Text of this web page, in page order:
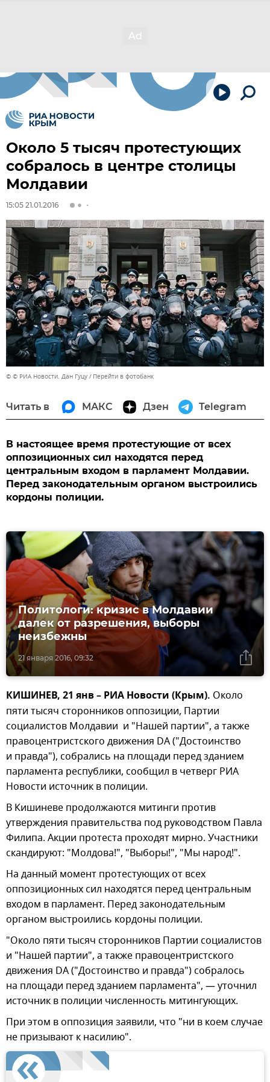
Около 5 тысяч протестующих
собралось в центре столицы
Молдавии
15:05 21.01.2016
© © РИА Новости. Дан Гуцу Перейти в фотобанк
Читать в МАКС Дзен Telegram
В настоящее время протестующие от всех
оппозиционных сил находятся перед
центральным входом в парламент Молдавии.
Перед законодательным органом выстроились
кордоны полиции.
21 января 2016, 09:32
Политологи: кризис в Молдавии
далек от разрешения, выборы
неизбежны
КИШИНЕВ, 21 янв – РИА Новости (Крым). Около
пяти тысяч сторонников оппозиции, Партии
социалистов Молдавии и "Нашей партии", а также
правоцентристского движения DA ("Достоинство
и правда"), собрались на площади перед зданием
парламента республики, сообщил в четверг РИА
Новости источник в полиции.
В Кишиневе продолжаются митинги против
утверждения правительства под руководством Павла
Филипа. Акции протеста проходят мирно. Участники
скандируют: "Молдова!", "Выборы!", "Мы народ!".
На данный момент протестующих от всех
оппозиционных сил находятся перед центральным
входом в парламент. Перед законодательным
органом выстроились кордоны полиции.
"Около пяти тысяч сторонников Партии социалистов
и "Нашей партии", а также правоцентристского
движения DA ("Достоинство и правда") собралось
на площади перед зданием парламента", — уточнил
источник в полиции численность митингующих.
При этом в оппозиция заявили, что "ни в коем случае
не призывают к насилию".